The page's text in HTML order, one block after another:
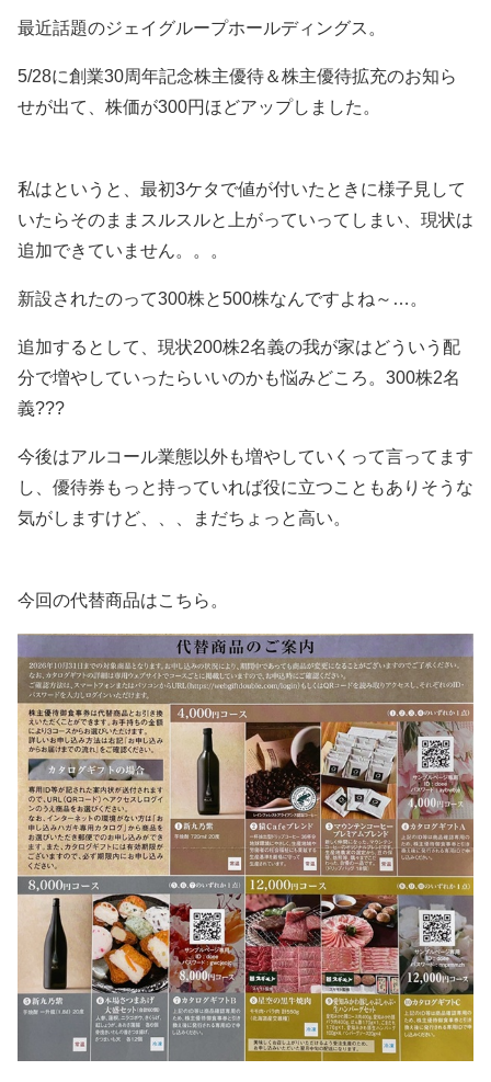
最近話題のジェイグループホールディングス。
5/28に創業30周年記念株主優待＆株主優待拡充のお知ら
せが出て、株価が300円ほどアップしました。
私はというと、最初3ケタで値が付いたときに様子見して
いたらそのままスルスルと上がっていってしまい、現状は
追加できていません。。。
新設されたのって300株と500株なんですよね～…。
追加するとして、現状200株2名義の我が家はどういう配
分で増やしていったらいいのかも悩みどころ。300株2名
義???
今後はアルコール業態以外も増やしていくって言ってます
し、優待券もっと持っていれば役に立つこともありそうな
気がしますけど、、、まだちょっと高い。
今回の代替商品はこちら。